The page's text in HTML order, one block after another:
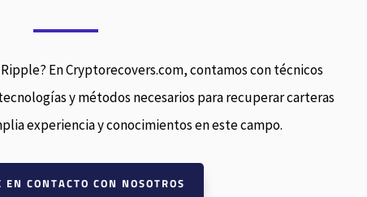
En Cryptorecovers.com, contamos con técnicos
y métodos necesarios para recuperar carteras
experiencia y conocimientos en este campo.
EN CONTACTO CON NOSOTROS